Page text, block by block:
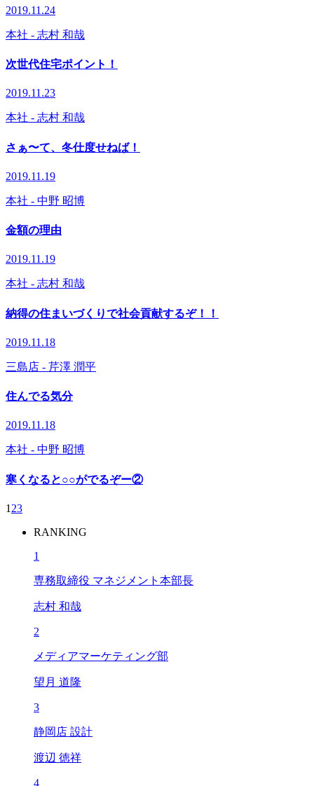
2019.11.24
本社 - 志村 和哉
次世代住宅ポイント！
2019.11.23
本社 - 志村 和哉
さぁ〜て、冬仕度せねば！
2019.11.19
本社 - 中野 昭博
金額の理由
2019.11.19
本社 - 志村 和哉
納得の住まいづくりで社会貢献するぞ！！
2019.11.18
三島店 - 芹澤 潤平
住んでる気分
2019.11.18
本社 - 中野 昭博
寒くなると○○がでるぞー②
1 23
RANKING
1
専務取締役 マネジメント本部長
志村 和哉
2
メディアマーケティング部
望月 道隆
3
静岡店 設計
渡辺 徳祥
4